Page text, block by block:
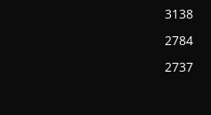
3138
2784
2737